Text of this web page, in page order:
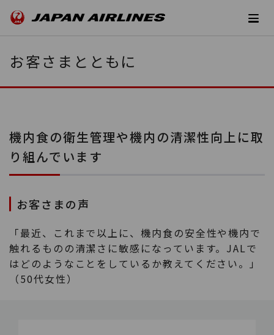
お客さまとともに
機内食の衛生管理や機内の清潔性向上に取
り組んでいます
お客さまの声
「最近、これまで以上に、機内食の安全性や機内で
触れるものの清潔さに敏感になっています。JALで
はどのようなことをしているか教えてください。」
（50代女性）